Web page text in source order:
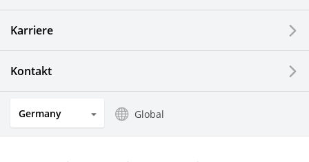
Photovoltaiksysteme
Küchenprodukte
Karriere
Kontakt
Germany Global